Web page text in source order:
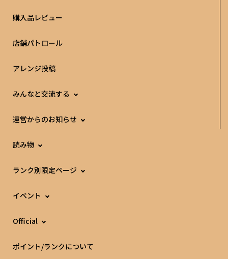
購入品レビュー
店舗パトロール
アレンジ投稿
みんなと交流する
運営からのお知らせ
読み物
ランク別限定ページ
イベント
Official
ポイント/ランクについて